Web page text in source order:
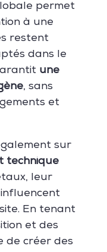
permet
à une
restent
dans le
une
, sans
et
sur
technique
leur
En tenant
et des
de créer des